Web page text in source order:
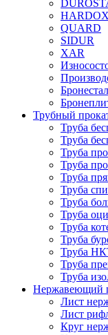
HARDOX
QUARD
SIDUR
XAR
Трубный
Труба
Труба
Труба
Труба
Труба
Труба
Труба
Труба
Труба
Труба
Труба
Труба
Труба
Нержавеющий
Лист
Лист
Круг